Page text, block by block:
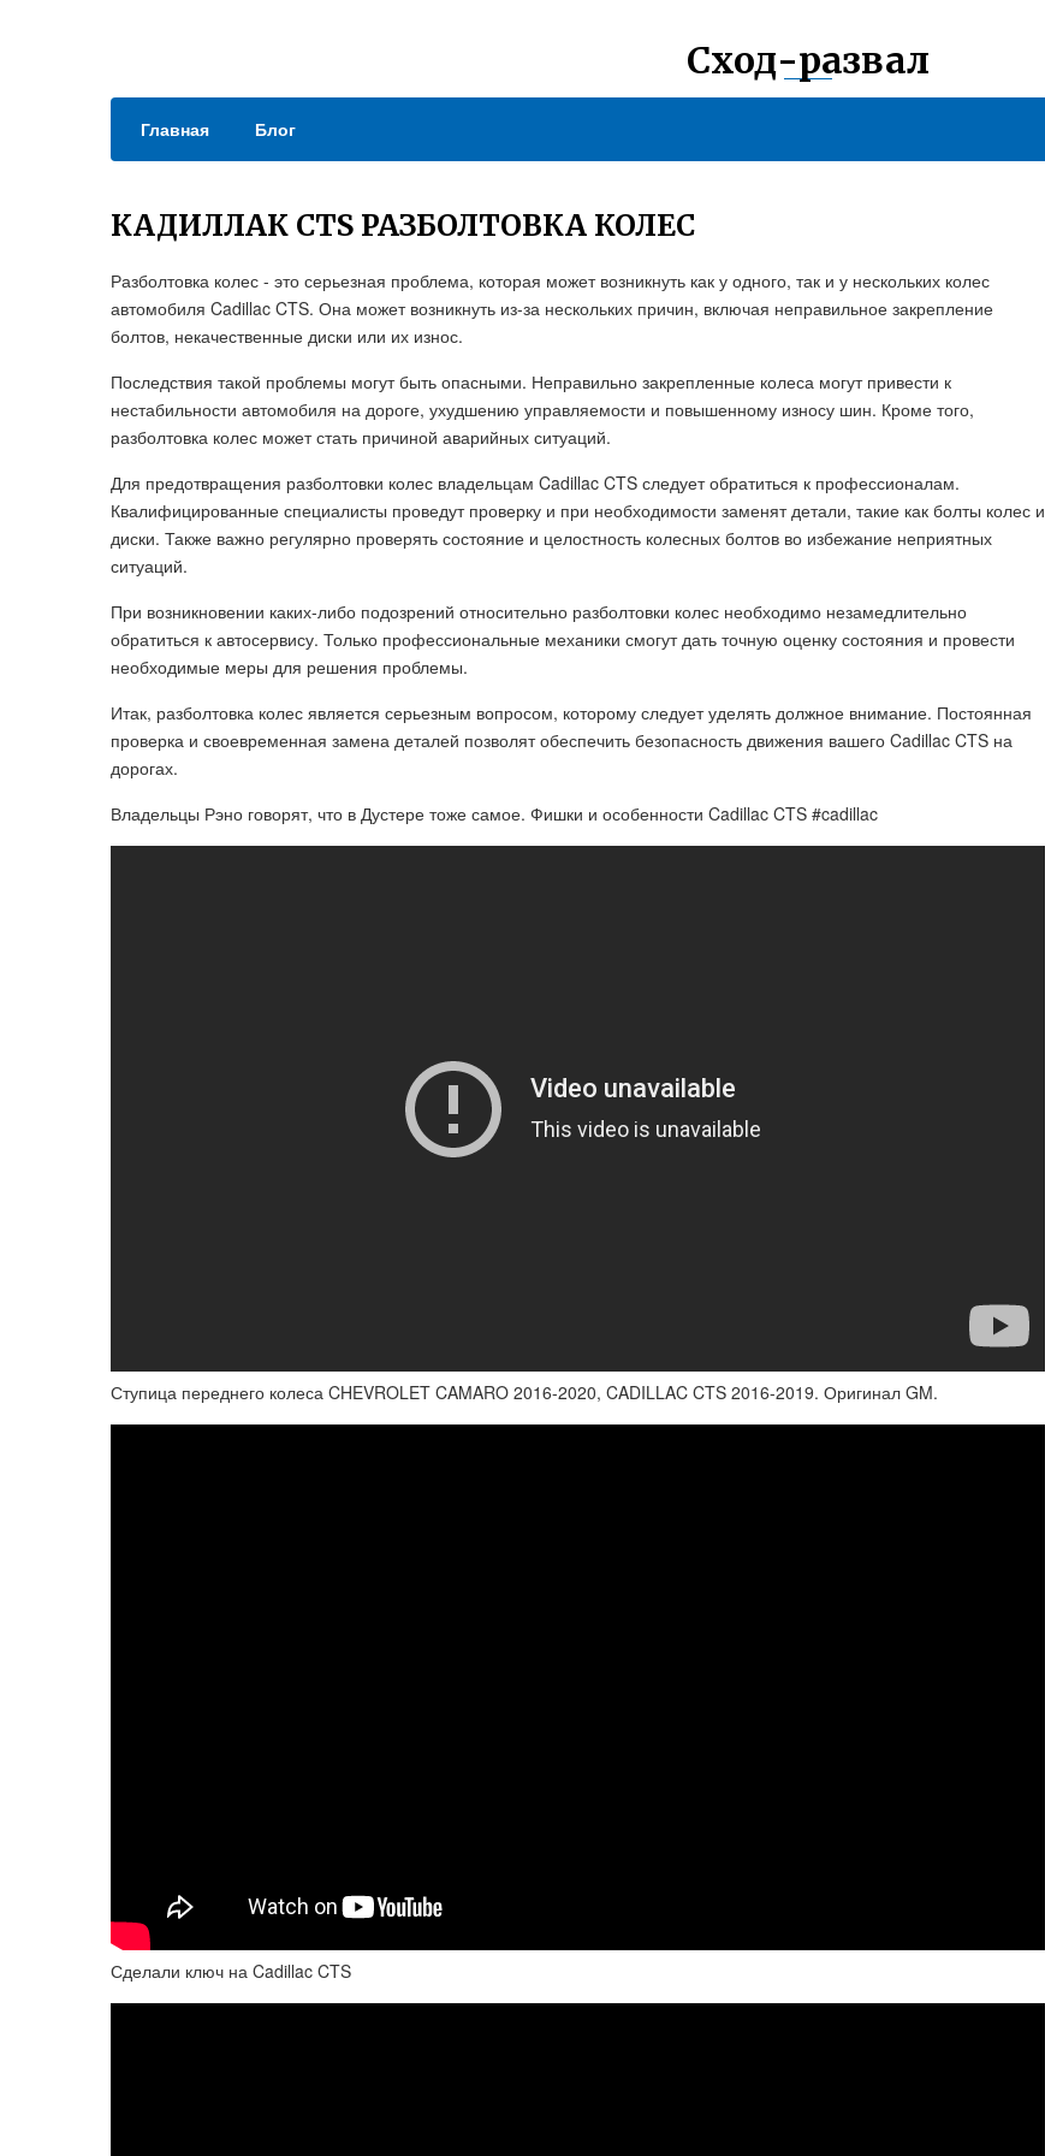
Сход-развал
Главная Блог
КАДИЛЛАК CTS РАЗБОЛТОВКА КОЛЕС
Разболтовка колес - это серьезная проблема, которая может возникнуть как у одного, так и у нескольких колес
автомобиля Cadillac CTS. Она может возникнуть из-за нескольких причин, включая неправильное закрепление
болтов, некачественные диски или их износ.
Последствия такой проблемы могут быть опасными. Неправильно закрепленные колеса могут привести к
нестабильности автомобиля на дороге, ухудшению управляемости и повышенному износу шин. Кроме того,
разболтовка колес может стать причиной аварийных ситуаций.
Для предотвращения разболтовки колес владельцам Cadillac CTS следует обратиться к профессионалам.
Квалифицированные специалисты проведут проверку и при необходимости заменят детали, такие как болты колес и
диски. Также важно регулярно проверять состояние и целостность колесных болтов во избежание неприятных
ситуаций.
При возникновении каких-либо подозрений относительно разболтовки колес необходимо незамедлительно
обратиться к автосервису. Только профессиональные механики смогут дать точную оценку состояния и провести
необходимые меры для решения проблемы.
Итак, разболтовка колес является серьезным вопросом, которому следует уделять должное внимание. Постоянная
проверка и своевременная замена деталей позволят обеспечить безопасность движения вашего Cadillac CTS на
дорогах.
Владельцы Рэно говорят, что в Дустере тоже самое. Фишки и особенности Cadillac CTS #cadillac
Ступица переднего колеса CHEVROLET CAMARO 2016-2020, CADILLAC CTS 2016-2019. Оригинал GM.
Сделали ключ на Cadillac CTS